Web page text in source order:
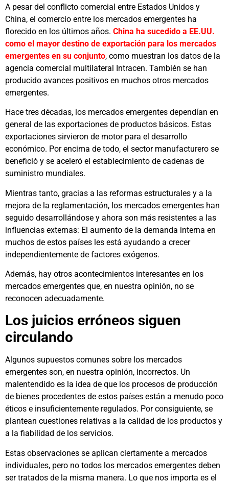
A pesar del conflicto comercial entre Estados Unidos y
China, el comercio entre los mercados emergentes ha
florecido en los últimos años. China ha sucedido a EE.UU.
como el mayor destino de exportación para los mercados
emergentes en su conjunto, como muestran los datos de la
agencia comercial multilateral Intracen. También se han
producido avances positivos en muchos otros mercados
emergentes.
Hace tres décadas, los mercados emergentes dependían en
general de las exportaciones de productos básicos. Estas
exportaciones sirvieron de motor para el desarrollo
económico. Por encima de todo, el sector manufacturero se
benefició y se aceleró el establecimiento de cadenas de
suministro mundiales.
Mientras tanto, gracias a las reformas estructurales y a la
mejora de la reglamentación, los mercados emergentes han
seguido desarrollándose y ahora son más resistentes a las
influencias externas: El aumento de la demanda interna en
muchos de estos países les está ayudando a crecer
independientemente de factores exógenos.
Además, hay otros acontecimientos interesantes en los
mercados emergentes que, en nuestra opinión, no se
reconocen adecuadamente.
Los juicios erróneos siguen
circulando
Algunos supuestos comunes sobre los mercados
emergentes son, en nuestra opinión, incorrectos. Un
malentendido es la idea de que los procesos de producción
de bienes procedentes de estos países están a menudo poco
éticos e insuficientemente regulados. Por consiguiente, se
plantean cuestiones relativas a la calidad de los productos y
a la fiabilidad de los servicios.
Estas observaciones se aplican ciertamente a mercados
individuales, pero no todos los mercados emergentes deben
ser tratados de la misma manera. Lo que nos importa es el